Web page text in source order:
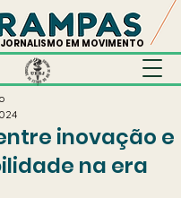
JORNALISMO EM MOVIMENTO
inovação e
na era